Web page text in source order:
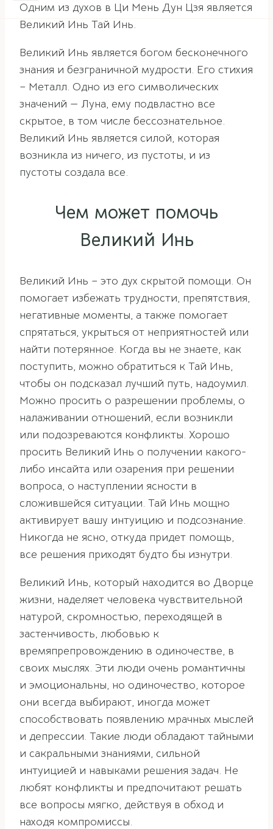
Одним из духов в Ци Мень Дун Цзя является
Великий Инь Тай Инь.
Великий Инь является богом бесконечного
знания и безграничной мудрости. Его стихия
– Металл. Одно из его символических
значений — Луна, ему подвластно все
скрытое, в том числе бессознательное.
Великий Инь является силой, которая
возникла из ничего, из пустоты, и из
пустоты создала все.
Чем может помочь
Великий Инь
Великий Инь – это дух скрытой помощи. Он
помогает избежать трудности, препятствия,
негативные моменты, а также помогает
спрятаться, укрыться от неприятностей или
найти потерянное. Когда вы не знаете, как
поступить, можно обратиться к Тай Инь,
чтобы он подсказал лучший путь, надоумил.
Можно просить о разрешении проблемы, о
налаживании отношений, если возникли
или подозреваются конфликты. Хорошо
просить Великий Инь о получении какого-
либо инсайта или озарения при решении
вопроса, о наступлении ясности в
сложившейся ситуации. Тай Инь мощно
активирует вашу интуицию и подсознание.
Никогда не ясно, откуда придет помощь,
все решения приходят будто бы изнутри.
Великий Инь, который находится во Дворце
жизни, наделяет человека чувствительной
натурой, скромностью, переходящей в
застенчивость, любовью к
времяпрепровождению в одиночестве, в
своих мыслях. Эти люди очень романтичны
и эмоциональны, но одиночество, которое
они всегда выбирают, иногда может
способствовать появлению мрачных мыслей
и депрессии. Такие люди обладают тайными
и сакральными знаниями, сильной
интуицией и навыками решения задач. Не
любят конфликты и предпочитают решать
все вопросы мягко, действуя в обход и
находя компромиссы.